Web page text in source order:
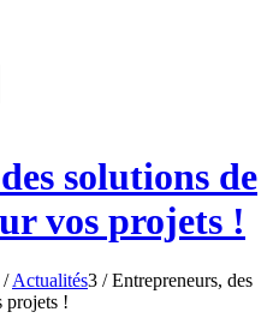
solutions de
vos projets !
/ Actualités3 / Entrepreneurs, des
projets !